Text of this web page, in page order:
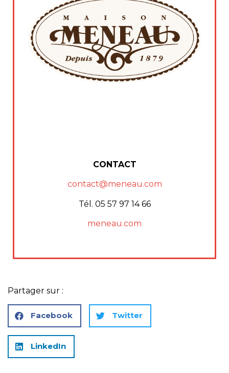
CONTACT
contact@meneau.com
Tél. 05 57 97 14 66
meneau.com
Partager sur :
Facebook Twitter
LinkedIn